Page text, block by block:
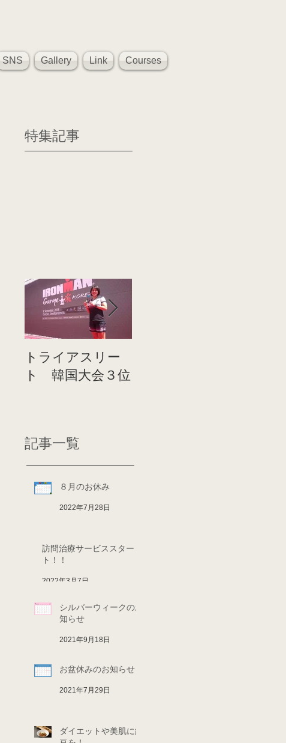
SNS Gallery Link Courses
特集記事
トライアスリー
ト 韓国大会３位
記事一覧
８月のお休み
2022年7月28日
訪問治療サービススター
ト！！
2022年3月7日
シルバーウィークのお
知らせ
2021年9月18日
お盆休みのお知らせ
2021年7月29日
ダイエットや美肌に納